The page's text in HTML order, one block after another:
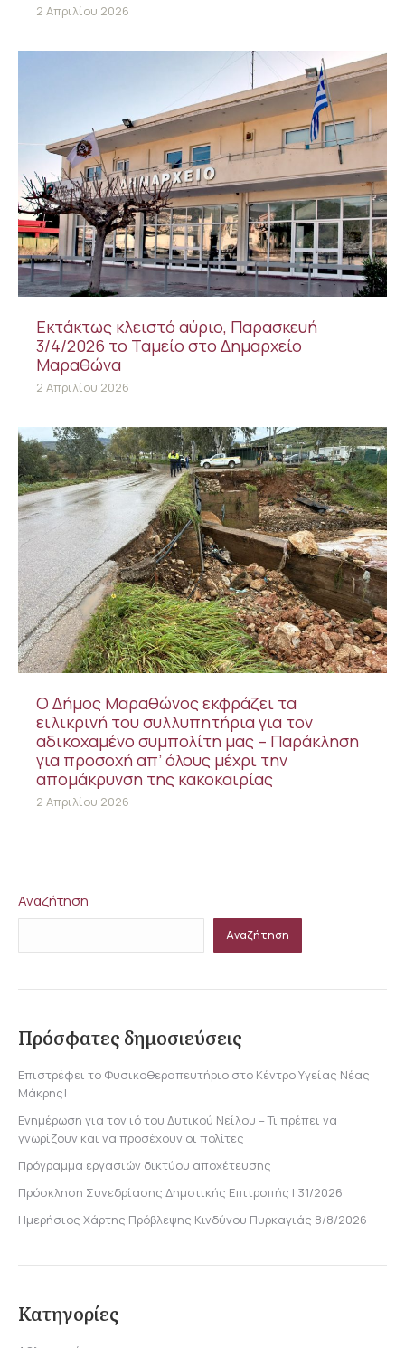
2 Απριλίου 2026
Εκτάκτως κλειστό αύριο, Παρασκευή
3/4/2026 το Ταμείο στο Δημαρχείο
Μαραθώνα
2 Απριλίου 2026
Ο Δήμος Μαραθώνος εκφράζει τα
ειλικρινή του συλλυπητήρια για τον
αδικοχαμένο συμπολίτη μας – Παράκληση
για προσοχή απ’ όλους μέχρι την
απομάκρυνση της κακοκαιρίας
2 Απριλίου 2026
Αναζήτηση
Αναζήτηση
Πρόσφατες δημοσιεύσεις
Επιστρέφει το Φυσικοθεραπευτήριο στο Κέντρο Υγείας Νέας
Μάκρης!
Ενημέρωση για τον ιό του Δυτικού Νείλου – Τι πρέπει να
γνωρίζουν και να προσέχουν οι πολίτες
Πρόγραμμα εργασιών δικτύου αποχέτευσης
Πρόσκληση Συνεδρίασης Δημοτικής Επιτροπής | 31/2026
Ημερήσιος Χάρτης Πρόβλεψης Κινδύνου Πυρκαγιάς 8/8/2026
Κατηγορίες